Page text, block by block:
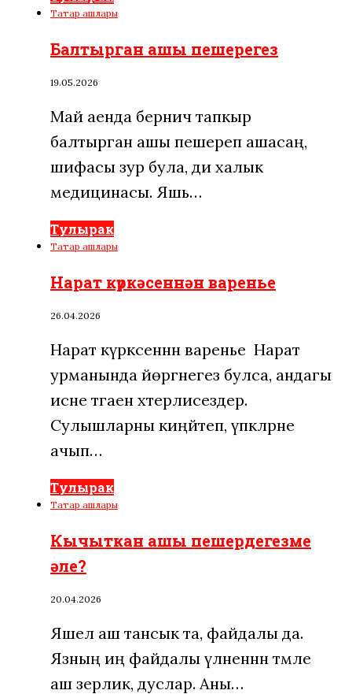
Татар ашлары
Балтырган ашы пешерегез
19.05.2026
Май аенда берничә тапкыр
балтырган ашы пешереп ашасаң,
шифасы зур була, ди халык
медицинасы. Яшь…
Тулырак
Татар ашлары
Нарат күркәсеннән варенье
26.04.2026
Нарат күркәсеннән варенье Нарат
урманында йөргәнегез булса, андагы
исне тәгаен хәтерлисездер.
Сулышларны киңәйтеп, үпкәләрне
ачып…
Тулырак
Татар ашлары
Кычыткан ашы пешердегезме
әле?
20.04.2026
Яшел аш тансык та, файдалы да.
Язның иң файдалы үләненнән тәмле
аш әзерлик, дуслар. Аны…